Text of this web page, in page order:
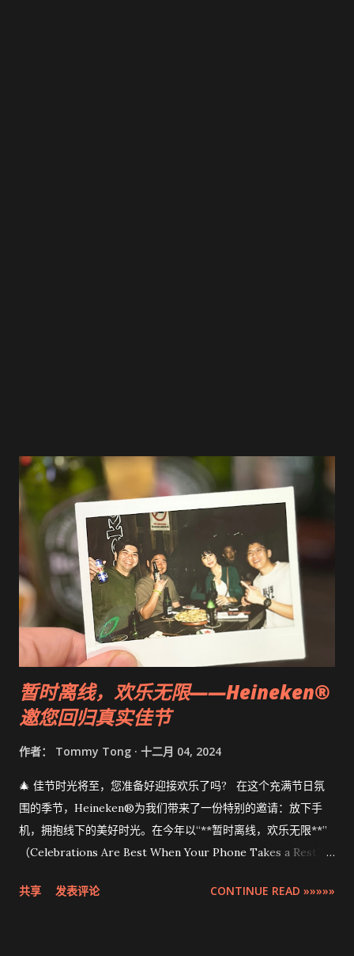
暂时离线，欢乐无限——Heineken®
邀您回归真实佳节
作者： Tommy Tong 十二月 04, 2024
🎄 佳节时光将至，您准备好迎接欢乐了吗? 在这个充满节日氛
围的季节，Heineken®为我们带来了一份特别的邀请：放下手
机，拥抱线下的美好时光。在今年以“**暂时离线，欢乐无限**”
（Celebrations Are Best When Your Phone Takes a Rest）
对面时刻。
共享 发表评论 CONTINUE READ »»»»»